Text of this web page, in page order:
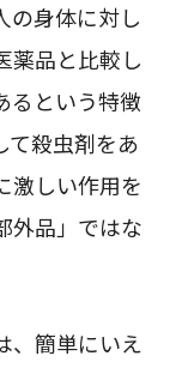
の身体に対し
薬品と比較し
るという特徴
殺虫剤をあ
激しい作用を
外品」ではな
、簡単にいえ